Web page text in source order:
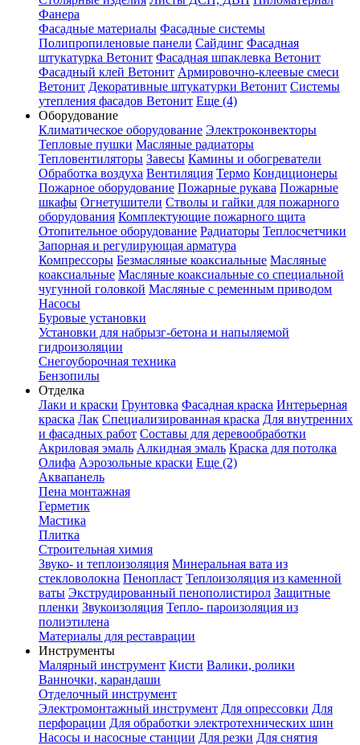
Фанера
Фасадные материалы Фасадные системы
Полипропиленовые панели Сайдинг Фасадная
штукатурка Ветонит Фасадная шпаклевка Ветонит
Фасадный клей Ветонит Армировочно-клеевые смеси
Ветонит Декоративные штукатурки Ветонит Системы
утепления фасадов Ветонит Еще (4)
Оборудование
Климатическое оборудование Электроконвекторы
Тепловые пушки Масляные радиаторы
Тепловентиляторы Завесы Камины и обогреватели
Обработка воздуха Вентиляция Термо Кондиционеры
Пожарное оборудование Пожарные рукава Пожарные
шкафы Огнетушители Стволы и гайки для пожарного
оборудования Комплектующие пожарного щита
Отопительное оборудование Радиаторы Теплосчетчики
Запорная и регулирующая арматура
Компрессоры Безмасляные коаксиальные Масляные
коаксиальные Масляные коаксиальные со специальной
чугунной головкой Масляные с ременным приводом
Насосы
Буровые установки
Установки для набрызг-бетона и напыляемой
гидроизоляции
Снегоуборочная техника
Бензопилы
Отделка
Лаки и краски Грунтовка Фасадная краска Интерьерная
краска Лак Специализированная краска Для внутренних
и фасадных работ Составы для деревообработки
Акриловая эмаль Алкидная эмаль Краска для потолка
Олифа Аэрозольные краски Еще (2)
Аквапанель
Пена монтажная
Герметик
Мастика
Плитка
Строительная химия
Звуко- и теплоизоляция Минеральная вата из
стекловолокна Пенопласт Теплоизоляция из каменной
ваты Экструдированный пенополистирол Защитные
пленки Звукоизоляция Тепло- пароизоляция из
полиэтилена
Материалы для реставрации
Инструменты
Малярный инструмент Кисти Валики, ролики
Ванночки, карандаши
Отделочный инструмент
Электромонтажный инструмент Для опрессовки Для
перфорации Для обработки электротехнических шин
Насосы и насосные станции Для резки Для снятия